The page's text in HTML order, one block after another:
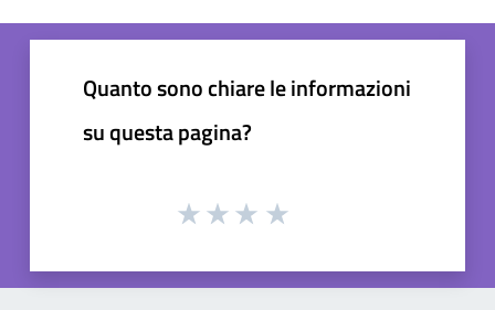
Quanto sono chiare le informazioni
su questa pagina?